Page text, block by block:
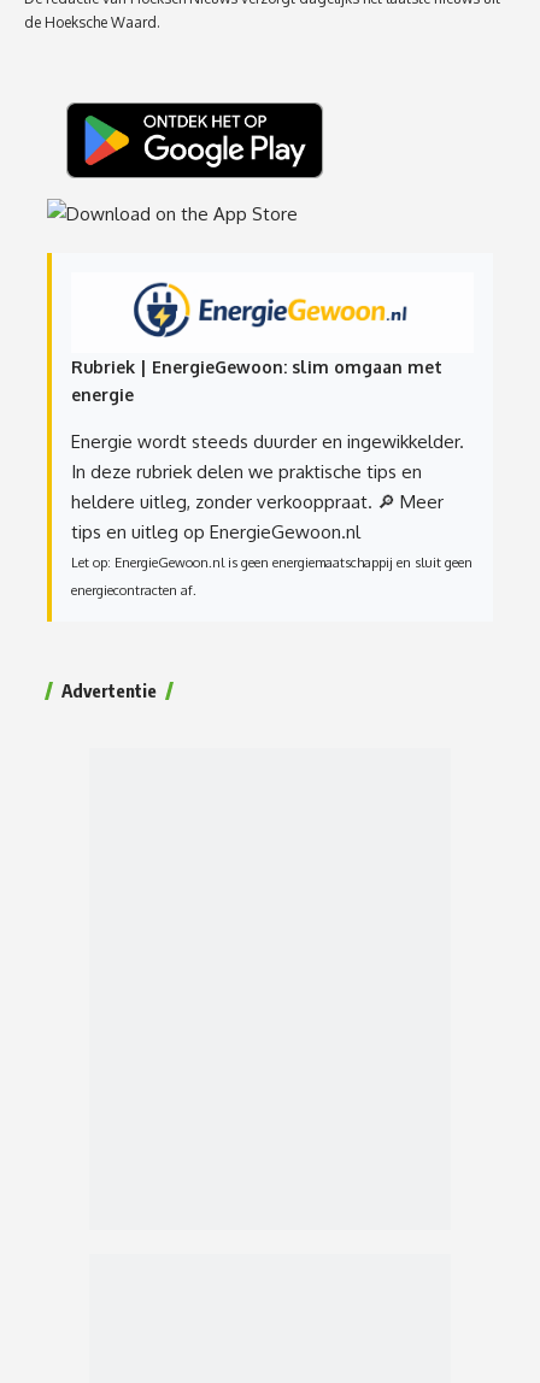
de Hoeksche Waard.
Rubriek | EnergieGewoon: slim omgaan met
energie
Energie wordt steeds duurder en ingewikkelder.
In deze rubriek delen we praktische tips en
heldere uitleg, zonder verkooppraat. 🔎 Meer
tips en uitleg op EnergieGewoon.nl
Let op: EnergieGewoon.nl is geen energiemaatschappij en sluit geen
energiecontracten af.
Advertentie